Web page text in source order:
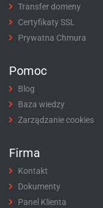
Transfer domeny
Certyfikaty SSL
Prywatna Chmura
Pomoc
Blog
Baza wiedzy
Zarządzanie cookies
Firma
Kontakt
Dokumenty
Panel Klienta